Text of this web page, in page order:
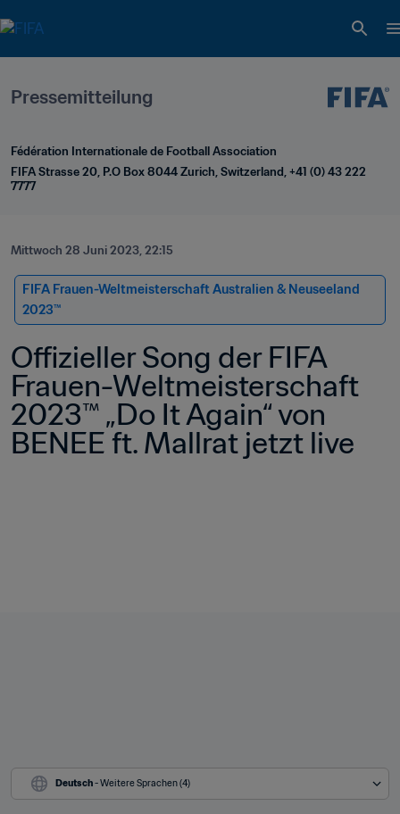
Pressemitteilung
Fédération Internationale de Football Association
FIFA Strasse 20, P.O Box 8044 Zurich, Switzerland, +41 (0) 43 222
7777
Mittwoch 28 Juni 2023, 22:15
FIFA Frauen-Weltmeisterschaft Australien & Neuseeland
2023™
Offizieller Song der FIFA
Frauen-Weltmeisterschaft
2023™ „Do It Again“ von
BENEE ft. Mallrat jetzt live
Deutsch - Weitere Sprachen (4)